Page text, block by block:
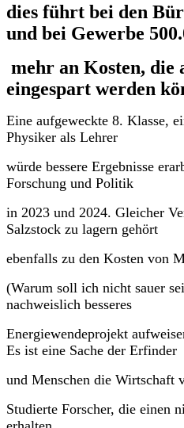
dies führt bei den
und bei Gewerbe
mehr an Kosten, die
eingespart werden
Eine aufgeweckte 8. Klasse,
Physiker als Lehrer
würde bessere Ergebnisse
Forschung und Politik
in 2023 und 2024. Gleicher
Salzstock zu lagern gehört
ebenfalls zu den Kosten von
(Warum soll ich nicht sauer
nachweislich besseres
Energiewendeprojekt
Es ist eine Sache der Erfinder
und Menschen die Wirtschaft
Studierte Forscher, die einen